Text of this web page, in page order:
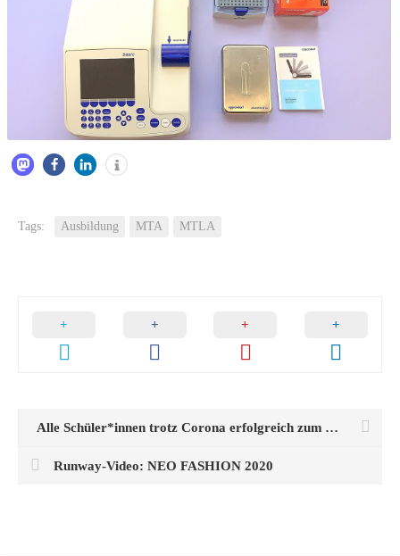
Tags: Ausbildung MTA MTLA
Alle Schüler*innen trotz Corona erfolgreich zum Abschluss geführt
Runway-Video: NEO FASHION 2020